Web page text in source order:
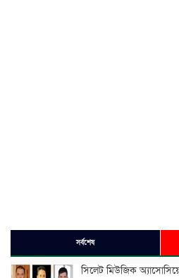
সর্বশেষ
সিলেট মিউজিক